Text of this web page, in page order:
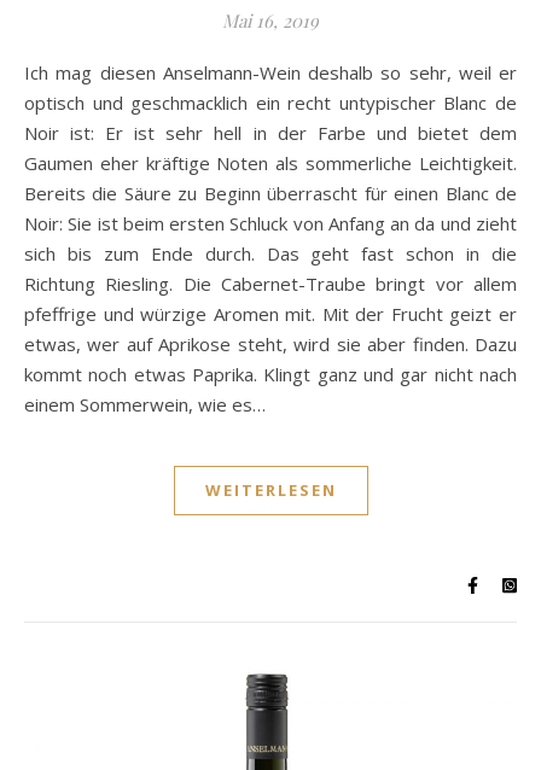
Mai 16, 2019
Ich mag diesen Anselmann-Wein deshalb so sehr, weil er
optisch und geschmacklich ein recht untypischer Blanc de
Noir ist: Er ist sehr hell in der Farbe und bietet dem
Gaumen eher kräftige Noten als sommerliche Leichtigkeit.
Bereits die Säure zu Beginn überrascht für einen Blanc de
Noir: Sie ist beim ersten Schluck von Anfang an da und zieht
sich bis zum Ende durch. Das geht fast schon in die
Richtung Riesling. Die Cabernet-Traube bringt vor allem
pfeffrige und würzige Aromen mit. Mit der Frucht geizt er
etwas, wer auf Aprikose steht, wird sie aber finden. Dazu
kommt noch etwas Paprika. Klingt ganz und gar nicht nach
einem Sommerwein, wie es…
WEITERLESEN